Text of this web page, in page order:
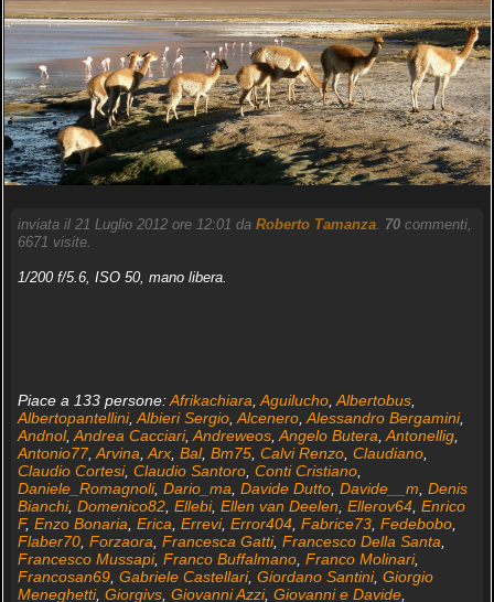
inviata il 21 Luglio 2012 ore 12:01 da Roberto Tamanza. 70commenti,
6671 visite.
1/200 f/5.6, ISO 50, mano libera.
Piace a 133 persone:Afrikachiara,Aguilucho,Albertobus,
Albertopantellini,Albieri Sergio,Alcenero,Alessandro Bergamini,
Andnol,Andrea Cacciari,Andreweos,Angelo Butera,Antonellig,
Antonio77,Arvina,Arx, Bal, Bm75, Calvi Renzo, Claudiano,
Claudio Cortesi, Claudio Santoro, Conti Cristiano,
Daniele_Romagnoli, Dario_ma, Davide Dutto, Davide__m, Denis
Bianchi, Domenico82, Ellebi, Ellen van Deelen, Ellerov64, Enrico
F, Enzo Bonaria, Erica, Errevi, Error404, Fabrice73, Fedebobo,
Flaber70, Forzaora, Francesca Gatti, Francesco Della Santa,
Francesco Mussapi, Franco Buffalmano, Franco Molinari,
Francosan69, Gabriele Castellari, Giordano Santini, Giorgio
Meneghetti, Giorgivs, Giovanni Azzi, Giovanni e Davide,